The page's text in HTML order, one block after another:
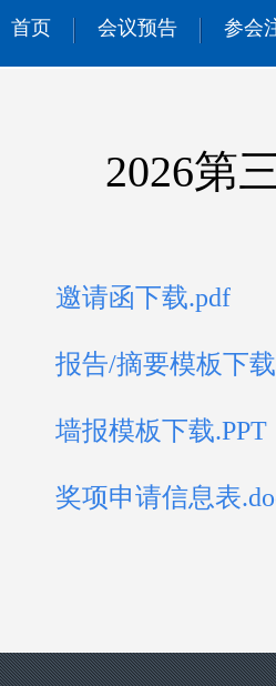
首页 会议预告 参会
2026第
邀请函下载.pdf
报告/摘要模板下
墙报模板下载.PPT
奖项申请信息表